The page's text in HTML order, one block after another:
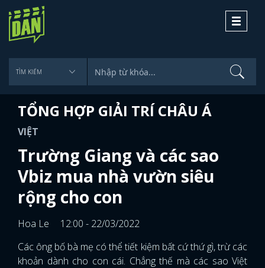
Toggle
TỔNG HỢP GIẢI TRÍ CHÂU Á
VIỆT
Trường Giang và các sao
Vbiz mua nhà vườn siêu
rộng cho con
Hoa Le
12:00 - 22/03/2022
Các ông bố bà mẹ có thể tiết kiệm bất cứ thứ gì, trừ các
khoản dành cho con cái. Chẳng thế mà các sao Việt